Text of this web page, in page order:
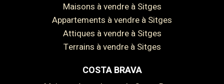
Maisons à vendre à Sitges
Appartements à vendre à Sitges
Attiques à vendre à Sitges
Terrains à vendre à Sitges
COSTA BRAVA
Enregistrer les paramètres Tout accepter